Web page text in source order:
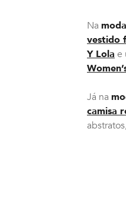
Na
vestido
Y Lola e
Já na
camisa